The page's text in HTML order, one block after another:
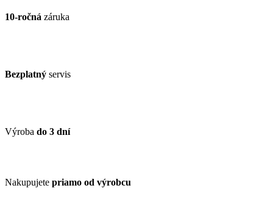
10-ročná záruka
Bezplatný servis
Výroba do 3 dní
Nakupujete priamo od výrobcu